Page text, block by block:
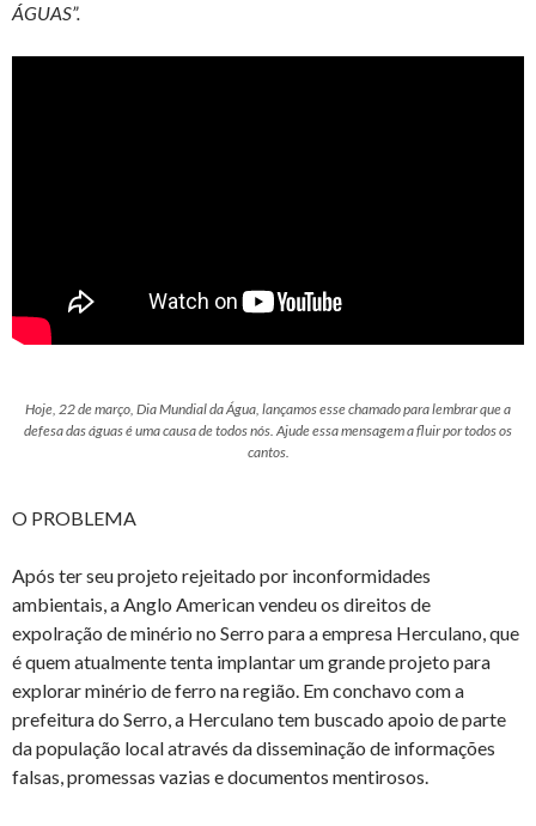
ÁGUAS”.
Hoje, 22 de março, Dia Mundial da Água, lançamos esse chamado para lembrar que a
defesa das águas é uma causa de todos nós. Ajude essa mensagem a fluir por todos os
cantos.
O PROBLEMA
Após ter seu projeto rejeitado por inconformidades
ambientais, a Anglo American vendeu os direitos de
expolração de minério no Serro para a empresa Herculano, que
é quem atualmente tenta implantar um grande projeto para
explorar minério de ferro na região. Em conchavo com a
prefeitura do Serro, a Herculano tem buscado apoio de parte
da população local através da disseminação de informações
falsas, promessas vazias e documentos mentirosos.